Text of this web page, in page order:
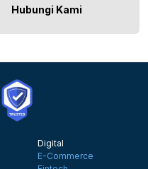
Hubungi Kami
Digital
E-Commerce